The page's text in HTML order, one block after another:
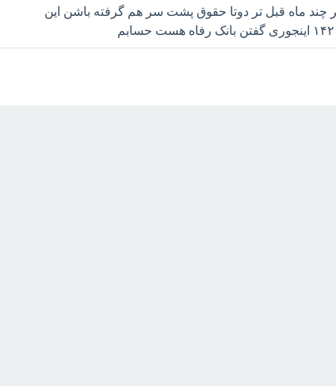
چند ماه قبل تر دوتا حقوق پشت سر هم گرفته باشن این